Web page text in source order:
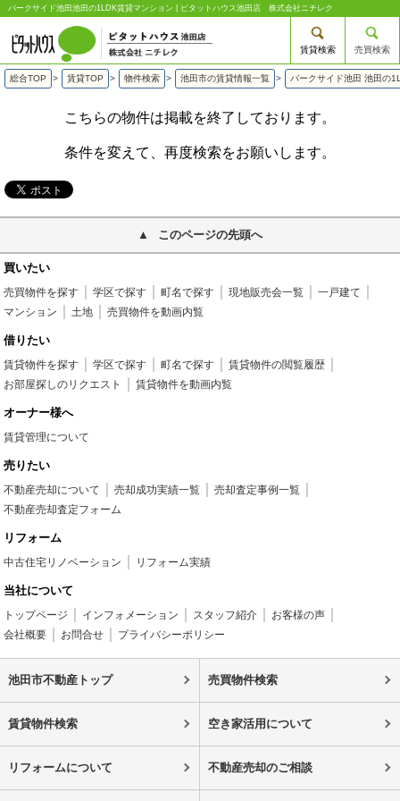
パークサイド池田池田の1LDK賃貸マンション | ピタットハウス池田店 株式会社ニチレク
賃貸検索 売買検索
総合TOP > 賃貸TOP > 物件検索 > 池田市の賃貸情報一覧 > パークサイド池田 池田の
こちらの物件は掲載を終了しております。
条件を変えて、再度検索をお願いします。
このページの先頭へ
買いたい
売買物件を探す 学区で探す 町名で探す 現地販売会一覧
一戸建て
マンション
土地 売買物件を動画内覧
借りたい
賃貸物件を探す 学区で探す 町名で探す
賃貸物件の閲覧履歴
お部屋探しのリクエスト
賃貸物件を動画内覧
オーナー様へ
賃貸管理について
売りたい
不動産売却について 売却成功実績一覧
売却査定事例一覧
不動産売却査定フォーム
リフォーム
中古住宅リノベーション リフォーム実績
当社について
トップページ インフォメーション スタッフ紹介
お客様の声
会社概要
お問合せ プライバシーポリシー
池田市不動産トップ 売買物件検索
賃貸物件検索 空き家活用について
リフォームについて 不動産売却のご相談